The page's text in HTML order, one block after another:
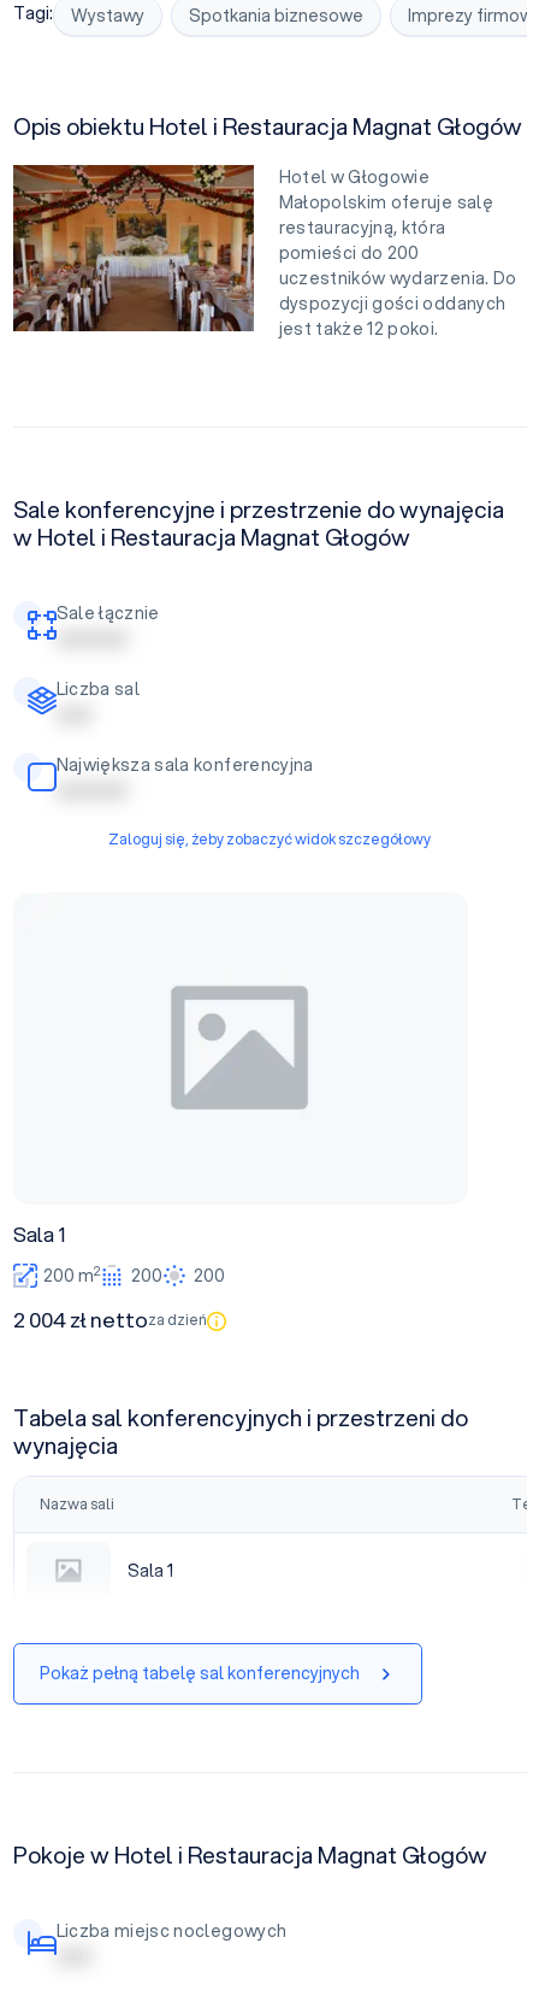
Tagi: Wystawy Spotkania biznesowe Imprezy
Opis obiektu Hotel i Restauracja Magnat Głogów
Hotel w Głogowie
Małopolskim oferuje salę
restauracyjną, która
pomieści do 200
uczestników wydarzenia. Do
dyspozycji gości oddanych
jest także 12 pokoi.
Sale konferencyjne i przestrzenie do wynajęcia
w Hotel i Restauracja Magnat Głogów
Sale łącznie
| | | | | | | | | |
Liczba sal
| | | | |
Największa sala konferencyjna
| | | | | | | | | |
Zaloguj się, żeby zobaczyć widok szczegółowy
Sala 1
200 m2 200 200
2 004 zł nettoza dzień
Tabela sal konferencyjnych i przestrzeni do
wynajęcia
Nazwa sali
Sala 1
Sala 1
Pokaż pełną tabelę sal konferencyjnych
Pokoje w Hotel i Restauracja Magnat Głogów
Liczba miejsc noclegowych
| | | | |